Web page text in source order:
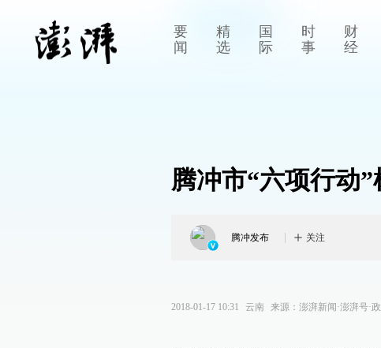
要
闻
精
选
国
际
时
事
财
经
腾冲市“六项行动
腾冲发布 关注
2018-01-17 10:31 云南 来源： 澎湃新闻·澎湃号·